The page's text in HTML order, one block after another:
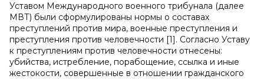
Уставом Международного военного трибунала (далее
МВТ) были сформулированы нормы о составах
преступлений против мира, военные преступления и
преступления против человечности [1]. Согласно Уставу
к преступлениям против человечности отнесены:
убийства, истребление, порабощение, ссылка и иные
жестокости, совершенные в отношении гражданского